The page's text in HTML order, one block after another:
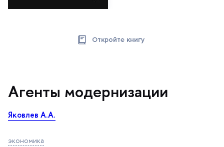
Откройте книгу
Агенты модернизации
Яковлев А.А.
экономика